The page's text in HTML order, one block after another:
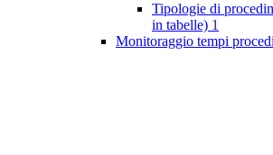
Tipologie di
in tabelle) 1
Monitoraggio tempi